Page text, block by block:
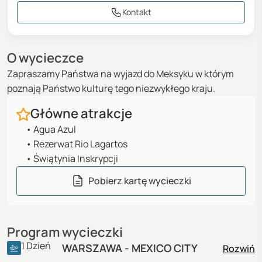
O wycieczce
Zapraszamy Państwa na wyjazd do Meksyku w którym
poznają Państwo kulturę tego niezwykłego kraju.
Główne atrakcje
• Agua Azul
• Rezerwat Rio Lagartos
• Świątynia Inskrypcji
Pobierz kartę wycieczki
Program wycieczki
1 Dzień WARSZAWA - MEXICO CITY Rozwiń
Kontakt